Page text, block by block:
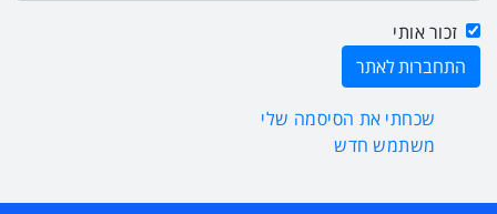
זכור אותי
שכחתי את הסיסמה שלי
משתמש חדש